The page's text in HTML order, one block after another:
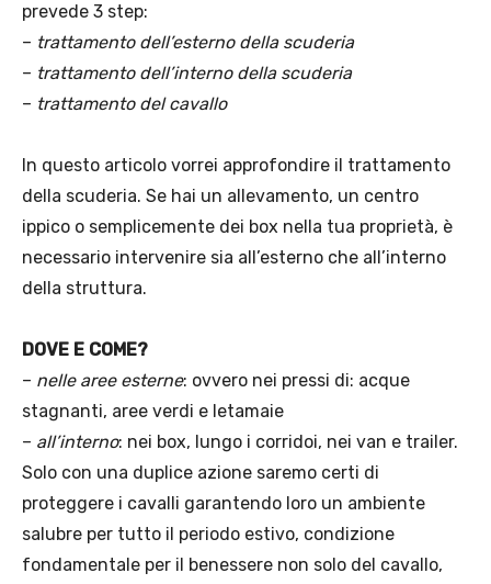
prevede 3 step:
– trattamento dell’esterno della scuderia
– trattamento dell’interno della scuderia
– trattamento del cavallo
In questo articolo vorrei approfondire il trattamento
della scuderia. Se hai un allevamento, un centro
ippico o semplicemente dei box nella tua proprietà, è
necessario intervenire sia all’esterno che all’interno
della struttura.
DOVE E COME?
– nelle aree esterne: ovvero nei pressi di: acque
stagnanti, aree verdi e letamaie
– all’interno: nei box, lungo i corridoi, nei van e trailer.
Solo con una duplice azione saremo certi di
proteggere i cavalli garantendo loro un ambiente
salubre per tutto il periodo estivo, condizione
fondamentale per il benessere non solo del cavallo,